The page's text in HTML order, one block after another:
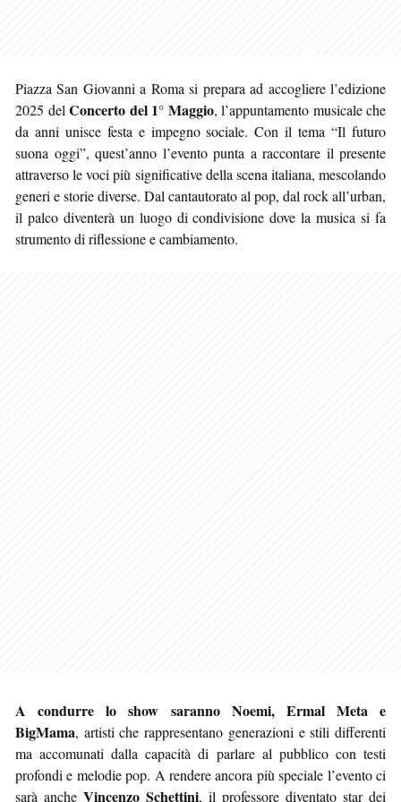
Piazza San Giovanni a Roma si prepara ad accogliere l’edizione
2025 del Concerto del 1° Maggio, l’appuntamento musicale che
da anni unisce festa e impegno sociale. Con il tema “Il futuro
suona oggi”, quest’anno l’evento punta a raccontare il presente
attraverso le voci più significative della scena italiana, mescolando
generi e storie diverse. Dal cantautorato al pop, dal rock all’urban,
il palco diventerà un luogo di condivisione dove la musica si fa
strumento di riflessione e cambiamento.
A condurre lo show saranno Noemi, Ermal Meta e
BigMama, artisti che rappresentano generazioni e stili differenti
ma accomunati dalla capacità di parlare al pubblico con testi
profondi e melodie pop. A rendere ancora più speciale l’evento ci
sarà anche Vincenzo Schettini, il professore diventato star dei